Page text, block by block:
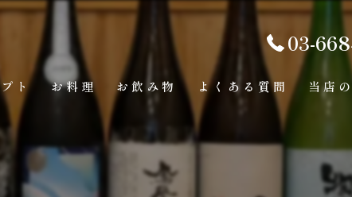
03-
ト お料理 お飲み物 よくある質問 当店
カウン